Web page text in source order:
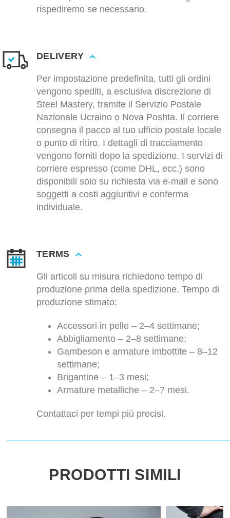
rispediremo se necessario.
DELIVERY
Per impostazione predefinita, tutti gli ordini
vengono spediti, a esclusiva discrezione di
Steel Mastery, tramite il Servizio Postale
Nazionale Ucraino o Nova Poshta. Il corriere
consegna il pacco al tuo ufficio postale locale
o punto di ritiro. I dettagli di tracciamento
vengono forniti dopo la spedizione. I servizi di
corriere espresso (come DHL, ecc.) sono
disponibili solo su richiesta via e-mail e sono
soggetti a costi aggiuntivi e conferma
individuale.
TERMS
Gli articoli su misura richiedono tempo di
produzione prima della spedizione. Tempo di
produzione stimato:
Accessori in pelle – 2–4 settimane;
Abbigliamento – 2–8 settimane;
Gambeson e armature imbottite – 8–12
settimane;
Brigantine – 1–3 mesi;
Armature metalliche – 2–7 mesi.
Contattaci per tempi più precisi.
PRODOTTI SIMILI